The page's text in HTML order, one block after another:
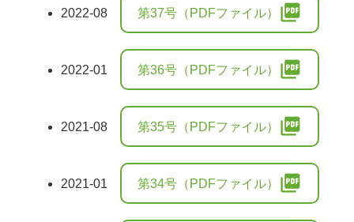
2022-08 第37号（PDFファイル） picture_as_pdf
2022-01 第36号（PDFファイル） picture_as_pdf
2021-08 第35号（PDFファイル） picture_as_pdf
2021-01 第34号（PDFファイル） picture_as_pdf